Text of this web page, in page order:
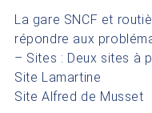
La gare SNCF et
répondre aux
– Sites : Deux sites à
Site Lamartine
Site Alfred de Musset